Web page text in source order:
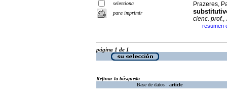
selecciona
para imprimir
Prazeres,
cienc. prof.,
· resumen
página 1 de 1
Refinar la búsqueda
Base de datos : article